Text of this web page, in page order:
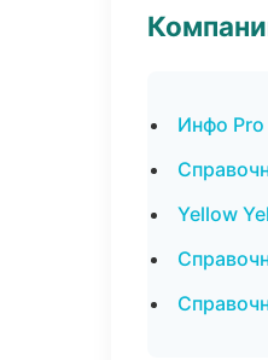
Инфо
Yellow